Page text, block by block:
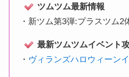
ツムツム最新情報
・ 新ツム第3弾:プラスツム2
最新ツムツムイベント
・ ヴィランズハロウィーン